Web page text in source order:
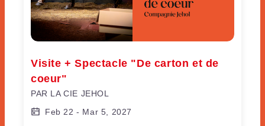
Visite + Spectacle "De carton et de
coeur"
PAR LA CIE JEHOL
Feb 22 - Mar 5, 2027